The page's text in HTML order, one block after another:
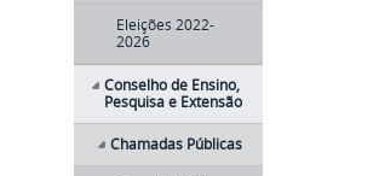
Eleições 2022-
2026
Conselho de Ensino,
Pesquisa e Extensão
Chamadas Públicas